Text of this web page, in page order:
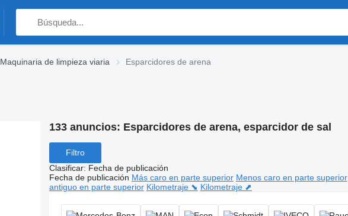
Maquinaria de limpieza viaria Esparcidores de arena
133 anuncios: Esparcidores de arena, esparcidor de sal
Filtro
Clasificar: Fecha de publicación
Fecha de publicación Más caro en parte superior Menos caro en parte superior
antiguo en parte superior Kilometraje ⬊ Kilometraje ⬈